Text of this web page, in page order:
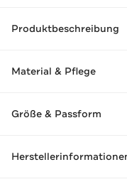
Produktbeschreibung
Material & Pflege
Größe & Passform